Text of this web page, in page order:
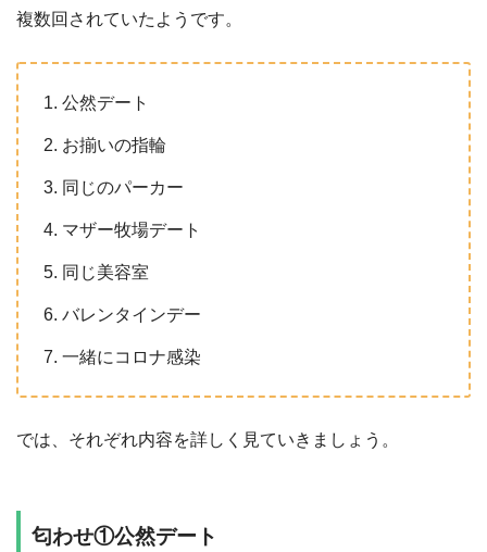
複数回されていたようです。
公然デート
お揃いの指輪
同じのパーカー
マザー牧場デート
同じ美容室
バレンタインデー
一緒にコロナ感染
では、それぞれ内容を詳しく見ていきましょう。
匂わせ①公然デート